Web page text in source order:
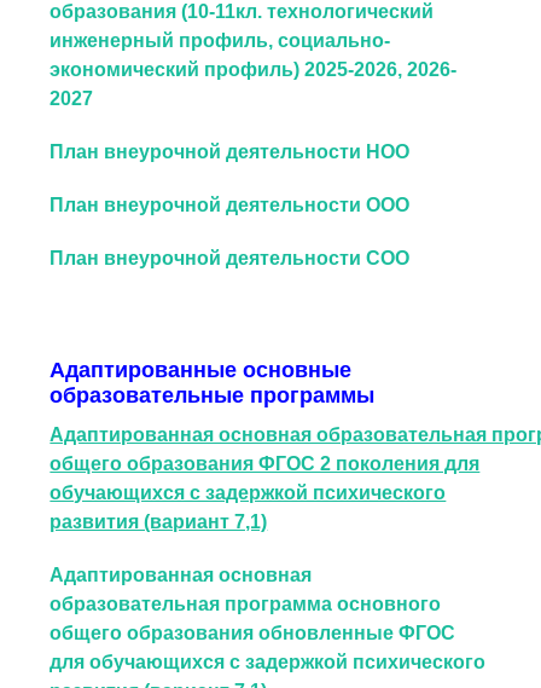
образования (10-11кл. технологический
инженерный профиль, социально-
экономический профиль) 2025-2026, 2026-
2027
План внеурочной деятельности НОО
План внеурочной деятельности ООО
План внеурочной деятельности СОО
Адаптированные основные
образовательные программы
Адаптированная основная образовательная
общего образования ФГОС 2 поколения для
обучающихся с задержкой психического
развития (вариант 7,1)
Адаптированная основная
образовательная программа основного
общего образования обновленные ФГОС
для обучающихся с задержкой психического